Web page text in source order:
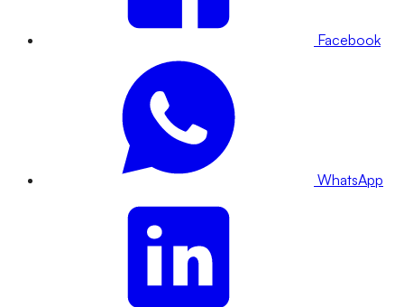
Facebook
WhatsApp